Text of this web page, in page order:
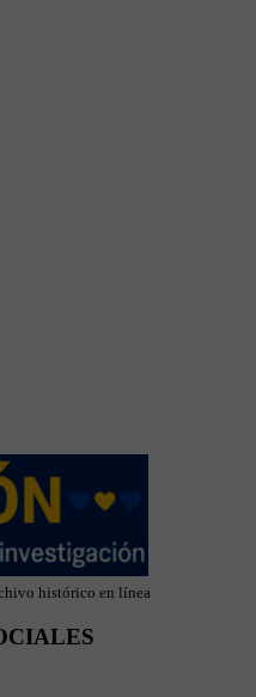
histórico en línea